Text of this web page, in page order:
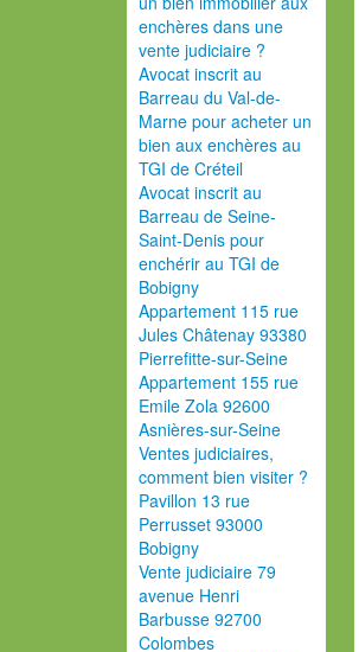
enchères dans une
vente judiciaire ?
Avocat inscrit au
Barreau du Val-de-
Marne pour acheter un
bien aux enchères au
TGI de Créteil
Avocat inscrit au
Barreau de Seine-
Saint-Denis pour
enchérir au TGI de
Bobigny
Appartement 115 rue
Jules Châtenay 93380
Pierrefitte-sur-Seine
Appartement 155 rue
Emile Zola 92600
Asnières-sur-Seine
Ventes judiciaires,
comment bien visiter ?
Pavillon 13 rue
Perrusset 93000
Bobigny
Vente judiciaire 79
avenue Henri
Barbusse 92700
Colombes